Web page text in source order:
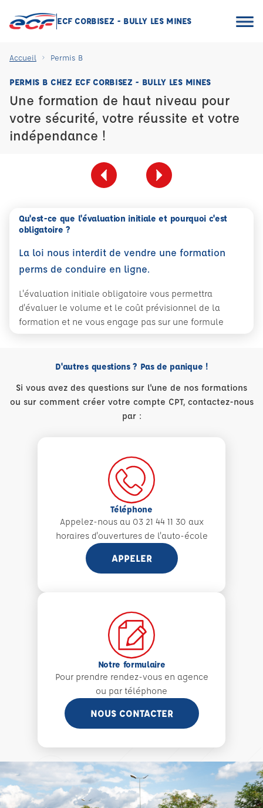
ECF CORBISEZ - BULLY LES MINES
Accueil Permis B
PERMIS B CHEZ ECF CORBISEZ - BULLY LES MINES
Une formation de haut niveau pour
votre sécurité, votre réussite et votre
indépendance !
Qu'est-ce que l'évaluation initiale et pourquoi c'est
obligatoire ?
La loi nous interdit de vendre une formation
perms de conduire en ligne.
L'évaluation initiale obligatoire vous permettra
d'évaluer le volume et le coût prévisionnel de la
formation et ne vous engage pas sur une formule
D'autres questions ? Pas de panique !
Si vous avez des questions sur l'une de nos formations
ou sur comment créer votre compte CPT, contactez-nous
par :
Téléphone
Appelez-nous au 03 21 44 11 30 aux
horaires d'ouvertures de l'auto-école
APPELER
Notre formulaire
Pour prendre rendez-vous en agence
ou par téléphone
NOUS CONTACTER